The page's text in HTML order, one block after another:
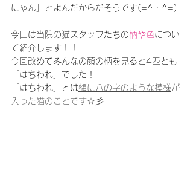
にゃん」とよんだからだそうです(=^・^=)
今回は当院の猫スタッフたちの柄や色につい
て紹介します！！
今回改めてみんなの顔の柄を見ると4匹とも
「はちわれ」でした！
「はちわれ」とは額に八の字のような模様が
入った猫のことです☆彡